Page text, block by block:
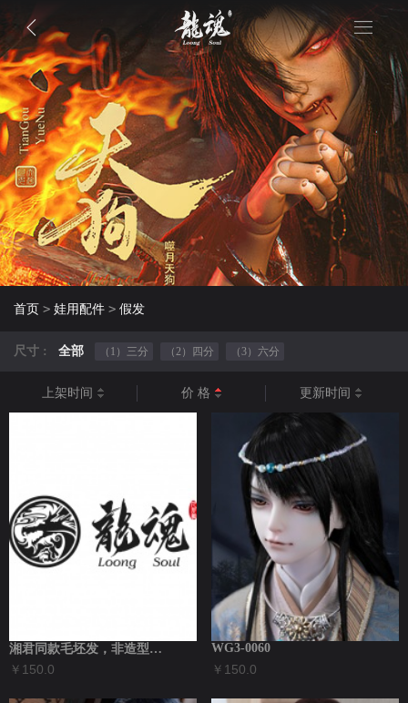
首页 > 娃用配件 > 假发
尺寸 : 全部 （1）三分 （2）四分 （3）六分
上架时间 价 格 更新时间
湘君同款毛坯发，非造型发 3分假发WG3...
￥150.0
WG3-0060
￥150.0